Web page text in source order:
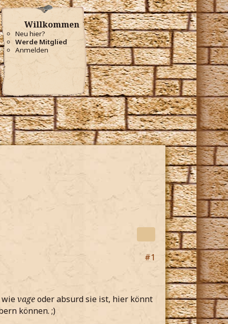
Willkommen
Neu hier?
Werde Mitglied
Anmelden
#1
wievageoder absurd sie ist, hier könnt
können. ;)